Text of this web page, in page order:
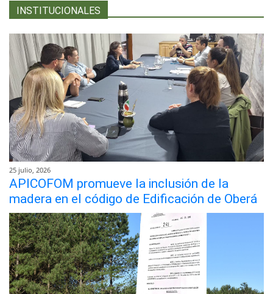
INSTITUCIONALES
25 julio, 2026
APICOFOM promueve la inclusión de la
madera en el código de Edificación de Oberá